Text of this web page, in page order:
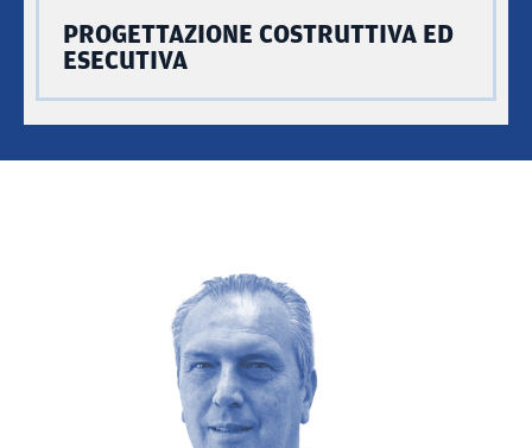
PROGETTAZIONE COSTRUTTIVA ED
ESECUTIVA